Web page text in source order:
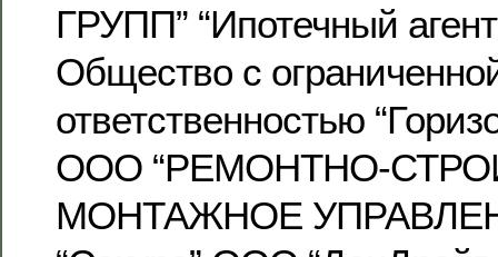
ГРУПП” “Ипотечный
Общество с
ответственностью
ООО “РЕМОНТНО-
МОНТАЖНОЕ